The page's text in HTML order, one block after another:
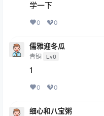
学一下
0 0
儒雅迎冬瓜
青铜 Lv0
1
0 0
细心和八宝粥